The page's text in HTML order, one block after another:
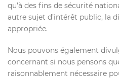
qu’à des fins de sécurité
autre sujet d’intérêt public, la
appropriée.
Nous pouvons également
concernant si nous pensons
raisonnablement nécessaire